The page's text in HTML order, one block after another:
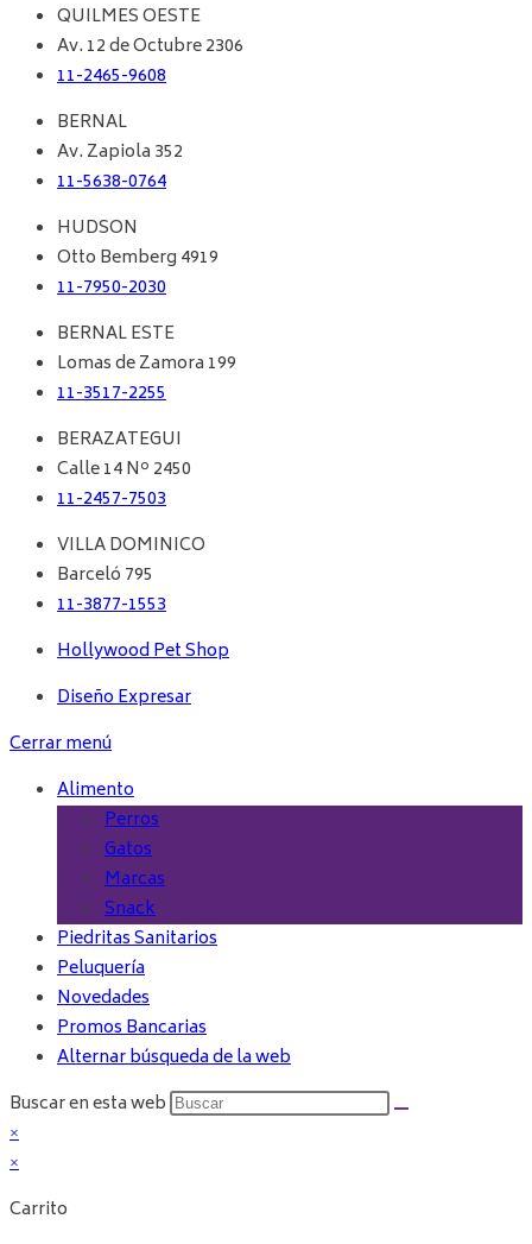
QUILMES OESTE
Av. 12 de Octubre 2306
11-2465-9608
BERNAL
Av. Zapiola 352
11-5638-0764
HUDSON
Otto Bemberg 4919
11-7950-2030
BERNAL ESTE
Lomas de Zamora 199
11-3517-2255
BERAZATEGUI
Calle 14 Nº 2450
11-2457-7503
VILLA DOMINICO
Barceló 795
11-3877-1553
Hollywood Pet Shop
Diseño Expresar
Cerrar menú
Alimento
Perros
Gatos
Marcas
Snack
Piedritas Sanitarios
Peluquería
Novedades
Promos Bancarias
Alternar búsqueda de la web
Buscar en esta web
×
×
Carrito